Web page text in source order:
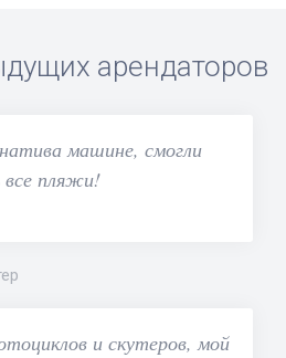
арендаторов
машине, смогли
все пляжи!
и скутеров, мой